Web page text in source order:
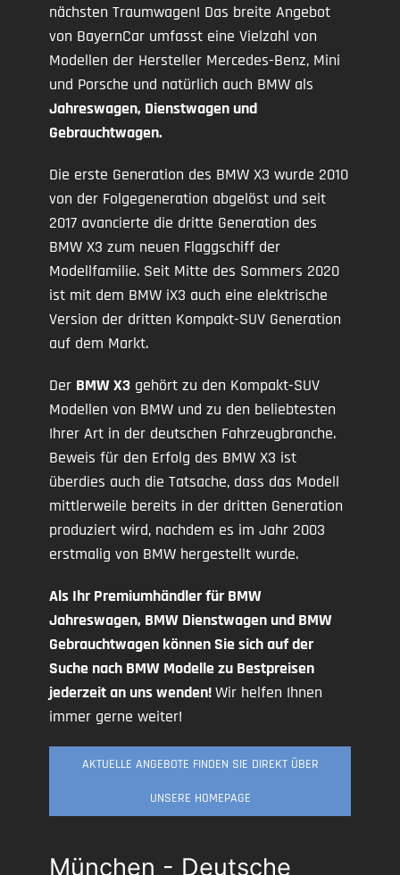
nächsten Traumwagen! Das breite Angebot
von BayernCar umfasst eine Vielzahl von
Modellen der Hersteller Mercedes-Benz, Mini
und Porsche und natürlich auch BMW als
Jahreswagen, Dienstwagen und
Gebrauchtwagen.
Die erste Generation des BMW X3 wurde 2010
von der Folgegeneration abgelöst und seit
2017 avancierte die dritte Generation des
BMW X3 zum neuen Flaggschiff der
Modellfamilie. Seit Mitte des Sommers 2020
ist mit dem BMW iX3 auch eine elektrische
Version der dritten Kompakt-SUV Generation
auf dem Markt.
Der BMW X3 gehört zu den Kompakt-SUV
Modellen von BMW und zu den beliebtesten
Ihrer Art in der deutschen Fahrzeugbranche.
Beweis für den Erfolg des BMW X3 ist
überdies auch die Tatsache, dass das Modell
mittlerweile bereits in der dritten Generation
produziert wird, nachdem es im Jahr 2003
erstmalig von BMW hergestellt wurde.
Als Ihr Premiumhändler für BMW
Jahreswagen, BMW Dienstwagen und BMW
Gebrauchtwagen können Sie sich auf der
Suche nach BMW Modelle zu Bestpreisen
jederzeit an uns wenden!Wir helfen Ihnen
immer gerne weiter!
AKTUELLE ANGEBOTE FINDEN SIE DIREKT ÜBER
UNSERE HOMEPAGE
München - Deutsche